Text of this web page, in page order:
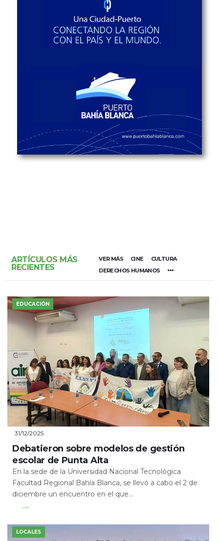
ARTÍCULOS MÁS
RECIENTES
VER MÁS CINE
CULTURA
DERECHOS HUMANOS
EDUCACIÓN
31/12/2025
Debatieron sobre modelos de gestión
escolar de Punta Alta
En la sede de la Universidad Nacional Tecnológica
Facultad Regional Bahía Blanca, se llevó a cabo el 2 de
diciembre un encuentro en el que...
Leer Más
LOCALES